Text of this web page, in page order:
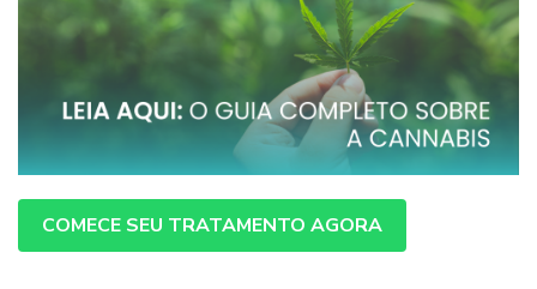
COMECE SEU TRATAMENTO AGORA